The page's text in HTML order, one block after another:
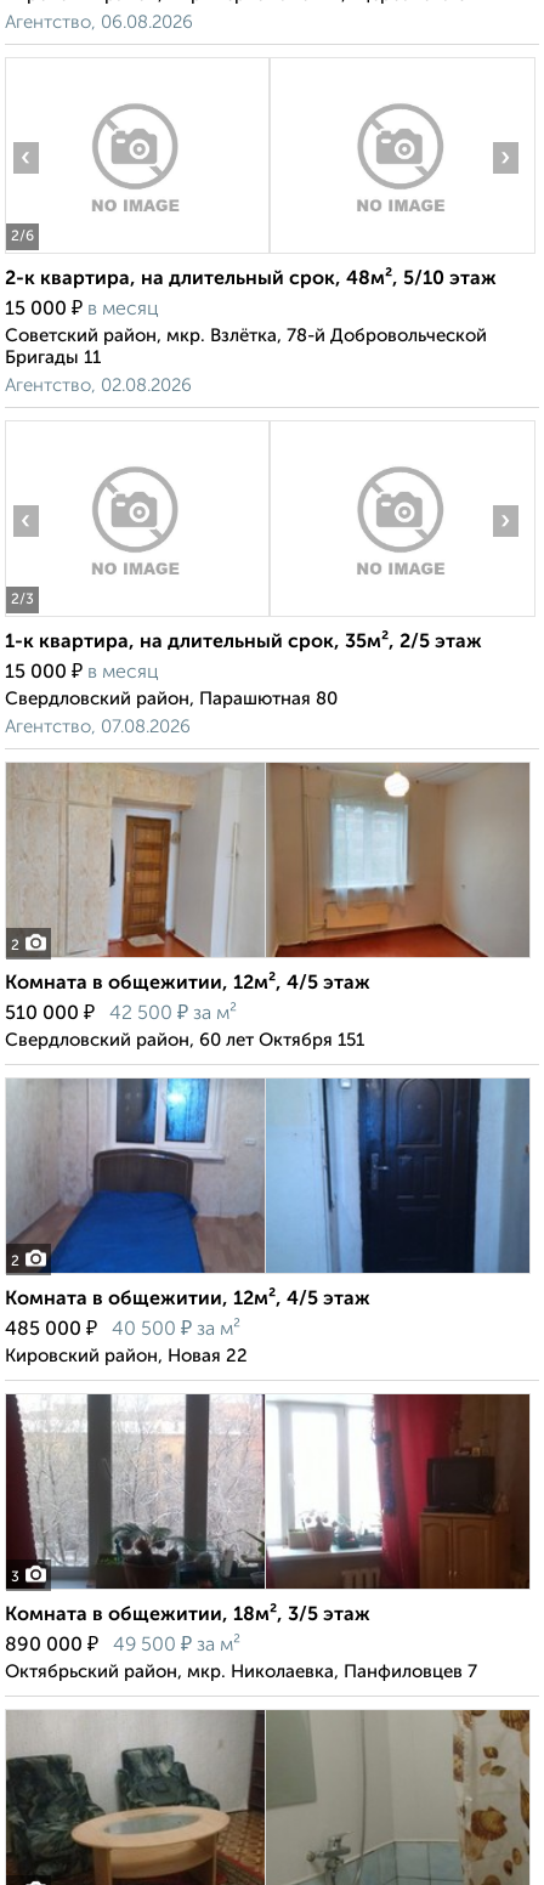
Агентство, 06.08.2026
2/6
‹ ›
2-к квартира, на длительный срок, 48м², 5/10 этаж
15 000 ₽ в месяц
Советский район, мкр. Взлётка, 78-й Добровольческой
Бригады 11
Агентство, 02.08.2026
2/3
‹ ›
1-к квартира, на длительный срок, 35м², 2/5 этаж
15 000 ₽ в месяц
Свердловский район, Парашютная 80
Агентство, 07.08.2026
2
Комната в общежитии, 12м², 4/5 этаж
510 000 ₽ 42 500 ₽ за м²
Свердловский район, 60 лет Октября 151
2
Комната в общежитии, 12м², 4/5 этаж
485 000 ₽ 40 500 ₽ за м²
Кировский район, Новая 22
3
Комната в общежитии, 18м², 3/5 этаж
890 000 ₽ 49 500 ₽ за м²
Октябрьский район, мкр. Николаевка, Панфиловцев 7